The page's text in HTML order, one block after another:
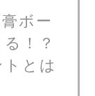
ボー
！？
とは